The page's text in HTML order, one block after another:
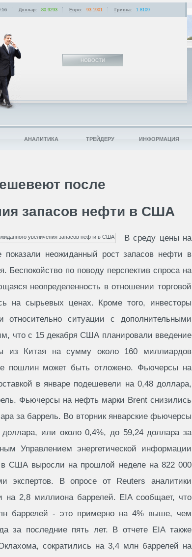
после
запасов нефти в США
В среду цены на
показали неожиданный рост запасов нефти в
по поводу перспектив спроса на
неопределенность в отношении торговой
на сырьевых ценах. Кроме того, инвесторы
относительно ситуации с дополнительными
что с 15 декабря США планировали введение
из Китая на сумму около 160 миллиардов
пошлин может быть отложено. Фьючерсы на
в январе подешевели на 0,48 доллара,
Фьючерсы на нефть марки Brent снизились
за баррель. Во вторник январские фьючерсы
или около 0,4%, до 59,24 доллара за
Управлением энергетической информации
США выросли на прошлой неделе на 822 000
экспертов. В опросе от Reuters аналитики
на 2,8 миллиона баррелей. EIA сообщает, что
баррелей - это примерно на 4% выше, чем
за последние пять лет. В отчете EIA также
сократились на 3,4 млн баррелей на
НОВОСТИ
Доллар: 80.9293 Евро: 93.1901 Гривна: 1.8109
АНАЛИТИКА ТРЕЙДЕРУ ИНФОРМАЦИЯ